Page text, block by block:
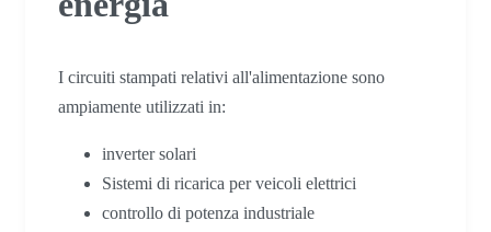
I circuiti stampati relativi all'alimentazione sono
ampiamente utilizzati in:
inverter solari
Sistemi di ricarica per veicoli elettrici
controllo di potenza industriale